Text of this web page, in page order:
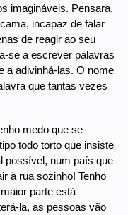
imagináveis. Pensara,
incapaz de falar
de reagir ao seu
se a escrever palavras
a adivinhá-las. O nome
que tantas vezes
medo que se
todo torto que insiste
possível, num país que
à rua sozinho! Tenho
parte está
la, as pessoas vão